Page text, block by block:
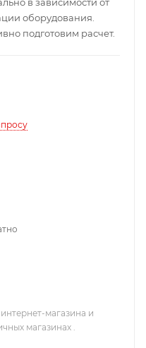
оборудования.
подготовим расчет.
магазина и
магазинах .